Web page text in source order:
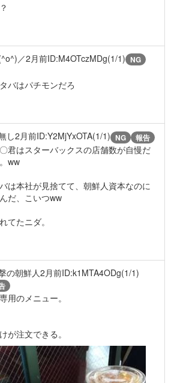
／2月前ID:M4OTczMDg(1/1) NG
バはパチモンだろ
し2月前ID:Y2MjYxOTA(1/1) NG 報告
君はスターバックスの店舗数が自慢だ
ww
は本社が見捨てて、朝鮮人資本なのに
だ、こいつww
てたニダ。
の朝鮮人2月前ID:k1MTA4ODg(1/1)
用のメニュー。
が注文できる。